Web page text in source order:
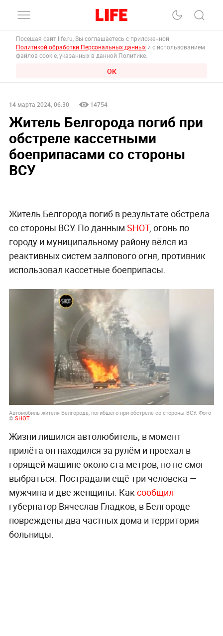
Посещая сайт life.ru, Вы соглашаетесь с приложенной
Политикой обработки Персональных данных и с использованием
файлов cookie, указанных в данной Политике.
ОК
14 марта 2024, 06:30 14754
Житель Белгорода погиб при
обстреле кассетными
боеприпасами со стороны
ВСУ
Житель Белгорода погиб в результате обстрела
со стороны ВСУ. По данным SHOT, огонь по
городу и муниципальному району вёлся из
реактивных систем залпового огня, противник
использовал кассетные боеприпасы.
Автомобиль жителя Белгорода, погибшего при обстреле со стороны ВСУ. Фото
© SHOT
Жизни лишился автолюбитель, в момент
прилёта он находился за рулём и проехал в
горящей машине около ста метров, но не смог
выбраться. Пострадали ещё три человека —
мужчина и две женщины. Каксообщил
губернатор Вячеслав Гладков, в Белгороде
повреждены два частных дома и территория
больницы.